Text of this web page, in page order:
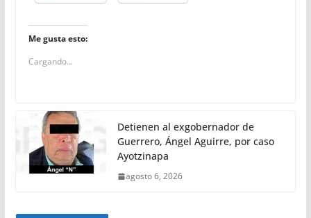
Me gusta esto:
Cargando...
Detienen al exgobernador de
Guerrero, Ángel Aguirre, por caso
Ayotzinapa
agosto 6, 2026